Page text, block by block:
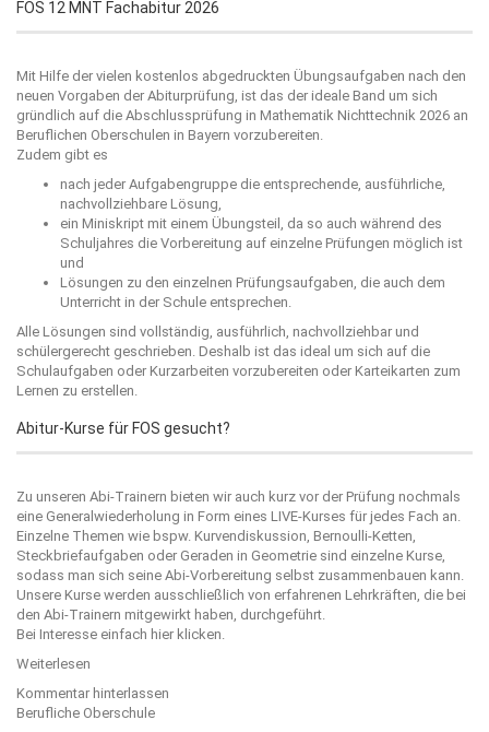
FOS 12 MNT Fachabitur 2026
Mit Hilfe der vielen kostenlos abgedruckten Übungsaufgaben nach den
neuen Vorgaben der Abiturprüfung, ist das der ideale Band um sich
gründlich auf die Abschlussprüfung in Mathematik Nichttechnik 2026 an
Beruflichen Oberschulen in Bayern vorzubereiten.
Zudem gibt es
nach jeder Aufgabengruppe die entsprechende, ausführliche,
nachvollziehbare Lösung,
ein Miniskript mit einem Übungsteil, da so auch während des
Schuljahres die Vorbereitung auf einzelne Prüfungen möglich ist
und
Lösungen zu den einzelnen Prüfungsaufgaben, die auch dem
Unterricht in der Schule entsprechen.
Alle Lösungen sind vollständig, ausführlich, nachvollziehbar und
schülergerecht geschrieben. Deshalb ist das ideal um sich auf die
Schulaufgaben oder Kurzarbeiten vorzubereiten oder Karteikarten zum
Lernen zu erstellen.
Abitur-Kurse für FOS gesucht?
Zu unseren Abi-Trainern bieten wir auch kurz vor der Prüfung nochmals
eine Generalwiederholung in Form eines LIVE-Kurses für jedes Fach an.
Einzelne Themen wie bspw. Kurvendiskussion, Bernoulli-Ketten,
Steckbriefaufgaben oder Geraden in Geometrie sind einzelne Kurse,
sodass man sich seine Abi-Vorbereitung selbst zusammenbauen kann.
Unsere Kurse werden ausschließlich von erfahrenen Lehrkräften, die bei
den Abi-Trainern mitgewirkt haben, durchgeführt.
Bei Interesse einfach hier klicken.
Weiterlesen
Kommentar hinterlassen
Berufliche Oberschule